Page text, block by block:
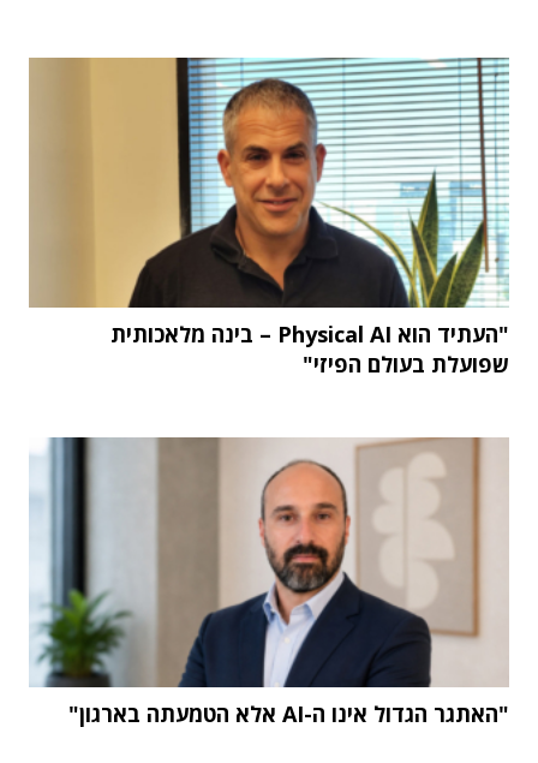
"העתיד הוא Physical AI – בינה מלאכותית
שפועלת בעולם הפיזי"
"האתגר הגדול אינו ה-AI אלא הטמעתה בארגון"